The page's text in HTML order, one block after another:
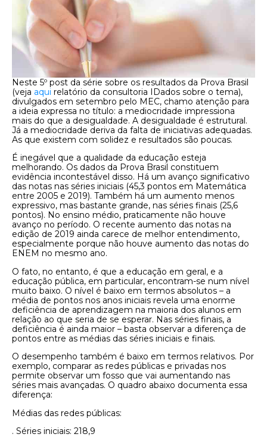
Neste 5º post da série sobre os resultados da Prova Brasil
(veja aqui relatório da consultoria IDados sobre o tema),
divulgados em setembro pelo MEC, chamo atenção para
a ideia expressa no título: a mediocridade impressiona
mais do que a desigualdade. A desigualdade é estrutural.
Já a mediocridade deriva da falta de iniciativas adequadas.
As que existem com solidez e resultados são poucas.
É inegável que a qualidade da educação esteja
melhorando. Os dados da Prova Brasil constituem
evidência incontestável disso. Há um avanço significativo
das notas nas séries iniciais (45,3 pontos em Matemática
entre 2005 e 2019). Também há um aumento menos
expressivo, mas bastante grande, nas séries finais (25,6
pontos). No ensino médio, praticamente não houve
avanço no período. O recente aumento das notas na
edição de 2019 ainda carece de melhor entendimento,
especialmente porque não houve aumento das notas do
ENEM no mesmo ano.
O fato, no entanto, é que a educação em geral, e a
educação pública, em particular, encontram-se num nível
muito baixo. O nível é baixo em termos absolutos – a
média de pontos nos anos iniciais revela uma enorme
deficiência de aprendizagem na maioria dos alunos em
relação ao que seria de se esperar. Nas séries finais, a
deficiência é ainda maior – basta observar a diferença de
pontos entre as médias das séries iniciais e finais.
O desempenho também é baixo em termos relativos. Por
exemplo, comparar as redes públicas e privadas nos
permite observar um fosso que vai aumentando nas
séries mais avançadas. O quadro abaixo documenta essa
diferença:
Médias das redes públicas:
. Séries iniciais: 218,9